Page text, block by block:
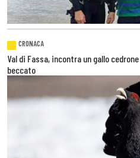
CRONACA
Val di Fassa, incontra un gallo
beccato